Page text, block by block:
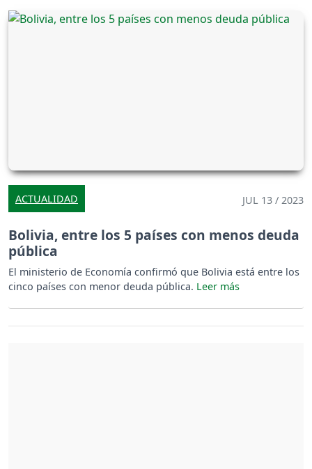
ACTUALIDAD JUL 13 / 2023
Bolivia, entre los 5 países con menos deuda
pública
El ministerio de Economía confirmó que Bolivia está entre los
cinco países con menor deuda pública.